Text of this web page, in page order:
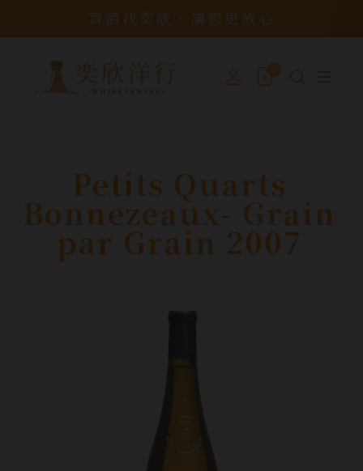
買酒找奕欣，讓您更放心
Petits Quarts
Bonnezeaux- Grain
par Grain 2007